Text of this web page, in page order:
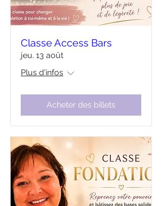
Classe Access Bars
jeu. 13 août
Plus d'infos
Acheter des billets